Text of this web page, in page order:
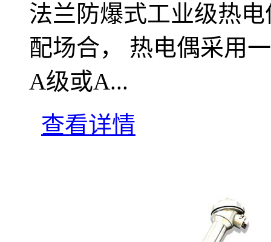
法兰防爆式工业级热
配场合， 热电偶采用
A级或A...
查看详情